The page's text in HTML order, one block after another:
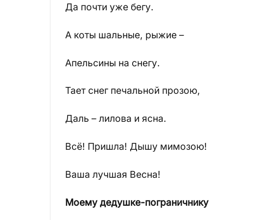
Да почти уже бегу.
А коты шальные, рыжие –
Апельсины на снегу.
Тает снег печальной прозою,
Даль – лилова и ясна.
Всё! Пришла! Дышу мимозою!
Ваша лучшая Весна!
Моему дедушке-пограничнику